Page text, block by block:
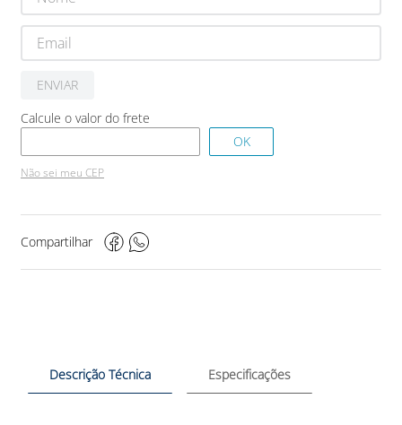
ENVIAR
Não sei meu CEP
Compartilhar
Descrição Técnica Especificações